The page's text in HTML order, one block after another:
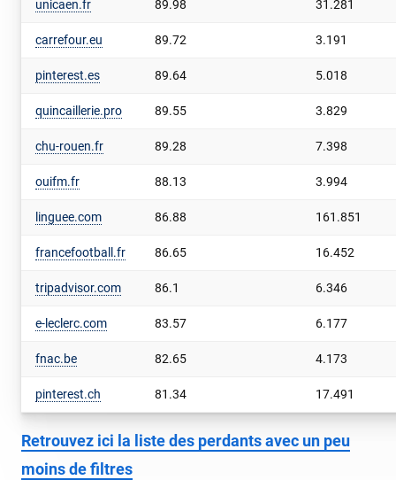
unicaen.fr 89.98 31.281
carrefour.eu 89.72 3.191
pinterest.es 89.64 5.018
quincaillerie.pro 89.55 3.829
chu-rouen.fr 89.28 7.398
ouifm.fr 88.13 3.994
linguee.com 86.88 161.851
francefootball.fr 86.65 16.452
tripadvisor.com 86.1 6.346
e-leclerc.com 83.57 6.177
fnac.be 82.65 4.173
pinterest.ch 81.34 17.491
Retrouvez ici la liste des perdants avec un peu
moins de filtres